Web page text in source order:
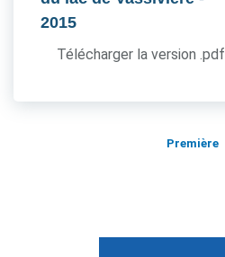
2015
Télécharger la version .pdf
Première